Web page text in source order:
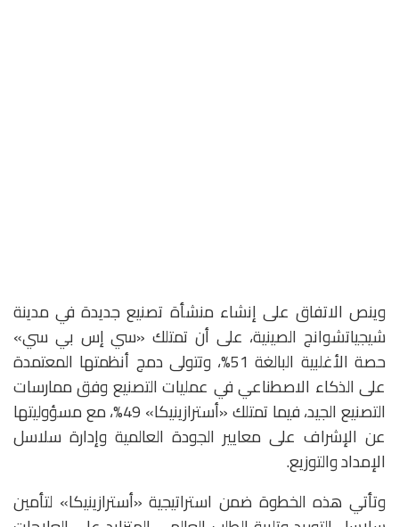
وينص الاتفاق على إنشاء منشأة تصنيع جديدة في مدينة
شيجياتشوانج الصينية، على أن تمتلك «سي إس بي سي»
حصة الأغلبية البالغة 51%، وتتولى دمج أنظمتها المعتمدة
على الذكاء الاصطناعي في عمليات التصنيع وفق ممارسات
التصنيع الجيد، فيما تمتلك «أسترازينيكا» 49%، مع مسؤوليتها
عن الإشراف على معايير الجودة العالمية وإدارة سلاسل
الإمداد والتوزيع.
وتأتي هذه الخطوة ضمن استراتيجية «أسترازينيكا» لتأمين